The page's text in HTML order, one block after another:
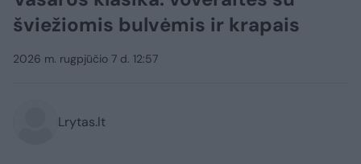
šviežiomis bulvėmis ir krapais
2026 m. rugpjūčio 7 d. 12:57
Lrytas.lt